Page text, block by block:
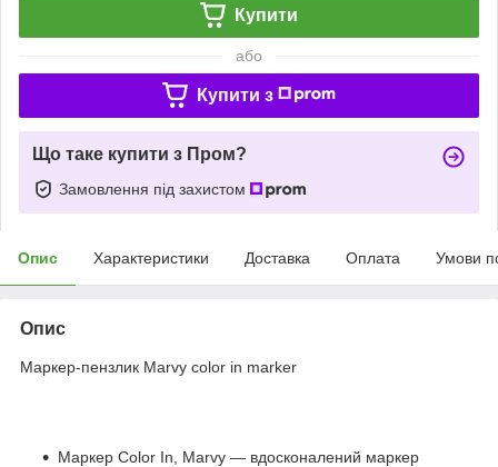
Купити
або
Купити з
Що таке купити з Пром?
Замовлення під захистом
Опис Характеристики Доставка Оплата Умови
Опис
Маркер-пензлик Marvy color in marker
Маркер Color In, Marvy — вдосконалений маркер